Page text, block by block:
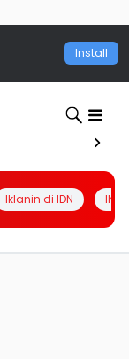
Install
Iklanin di IDN